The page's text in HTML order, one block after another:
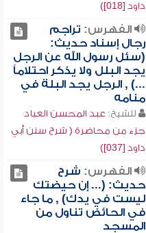
داود [018])
الفهرس: تراجم
رجال إسناد حديث:
(سئل رسول الله عن الرجل
يجد البلل ولا يذكر احتلاماً
...) , الرجل يجد البلة في
منامه
للشيخ: عبد المحسن العباد
جزء من محاضرة ( شرح سنن أبي
داود [037])
الفهرس: شرح
حديث: (... إن حيضتك
ليست في يدك) , ما جاء
في الحائض تناول من
المسجد